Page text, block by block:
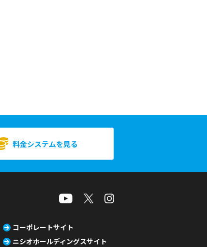
料金システムを見る
コーポレートサイト
ニシオホールディングスサイト